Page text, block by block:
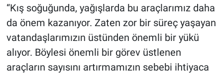
“Kış soğuğunda, yağışlarda bu araçlarımız daha
da önem kazanıyor. Zaten zor bir süreç yaşayan
vatandaşlarımızın üstünden önemli bir yükü
alıyor. Böylesi önemli bir görev üstlenen
araçların sayısını artırmamızın sebebi ihtiyaca